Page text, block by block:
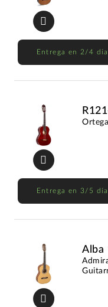
Entrega en 2/4
Ortega
Entrega en 3/5
Alba